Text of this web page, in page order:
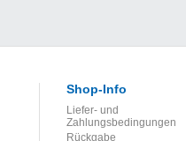
Shop-Info
Liefer- und
Zahlungsbedingungen
Rückgabe